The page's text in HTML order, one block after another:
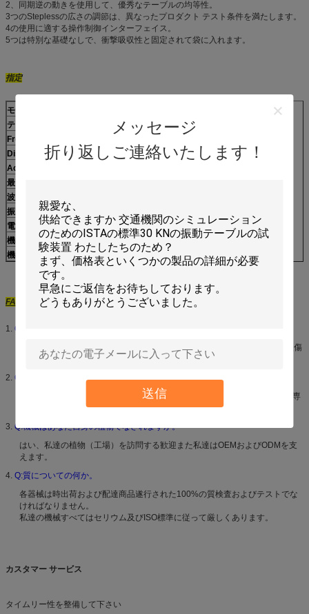
メッセージ
折り返しご連絡いたします！
送信
2、同期逆の動きを使用して、優秀なテーブルの均等性。
3つのSteplessの広さの調節は、異なったプロダクト テスト条件を満たします。
4の使用に適する操作制御インターフェイス。
5つは特別な基礎なしで、衝撃吸収性と固定されて袋に入れます。
指定
モデル
テーブルのサイズ（L×W）
600 x 500mm
Freq。範囲（Hz）
Disp.（mmp-p）
0-3 p~p
Acc.範囲
最高。ペイロード（kg）
波形
振動方向
電源
AC 220V /50Hz
機械次元
765*525*690mm
機械重量
250kg
FAQ
1. Q:あなたの保証は何ですか。
保証12か月のプロダクト。自由な部品はどの性能の失敗でも人間でない損傷
によって引き起こされる12か月以内に行われれば提供されます。
2. Q:提供されるvedioいかににか。
はい、必要であれば、私達のエンジニアはあなたのためのビデオいかにに専
門化を記録します。
3. Q:機械はあなた自身の植物でなされますか。
はい、私達の植物（工場）を訪問する歓迎また私達はOEMおよびODMを支
えます。
4. Q:質についての何か。
各器械は時出荷および配達商品遂行された100%の質検査およびテストでな
ければなりません。
私達の機械すべてはセリウム及びISO標準に従って厳しくあります。
カスタマー サービス
タイムリー性を整備して下さい